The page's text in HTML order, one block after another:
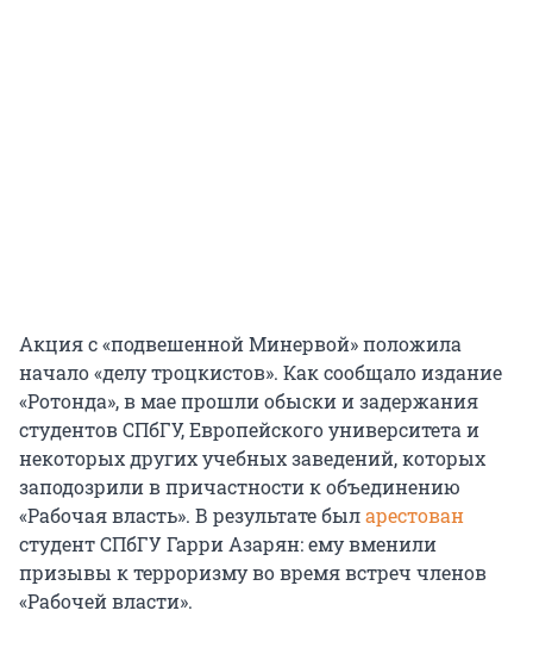
Акция с «подвешенной Минервой» положила
начало «делу троцкистов». Как сообщало издание
«Ротонда», в мае прошли обыски и задержания
студентов СПбГУ, Европейского университета и
некоторых других учебных заведений, которых
заподозрили в причастности к объединению
«Рабочая власть». В результате быларестован
студент СПбГУ Гарри Азарян: ему вменили
призывы к терроризму во время встреч членов
«Рабочей власти».